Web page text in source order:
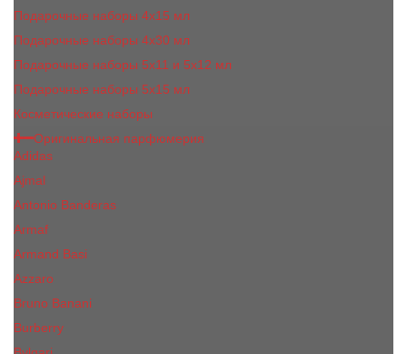
Подарочные наборы 4x15 мл
Подарочные наборы 4x30 мл
Подарочные наборы 5x11 и 5х12 мл
Подарочные наборы 5x15 мл
Косметические наборы
Оригинальная парфюмерия
Adidas
Ajmal
Antonio Banderas
Armaf
Armand Basi
Azzaro
Bruno Banani
Burberry